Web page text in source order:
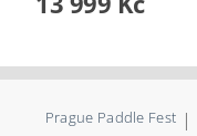
Prague Paddle Fest |